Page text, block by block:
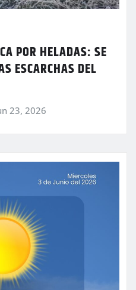
POR HELADAS: SE
ESCARCHAS DEL
23, 2026